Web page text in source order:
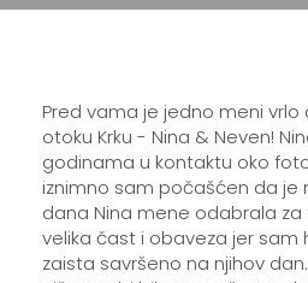
Pred vama je jedno meni
otoku Krku - Nina & Neven!
godinama u kontaktu oko
iznimno sam počašćen da je
dana Nina mene odabrala
velika čast i obaveza jer sam
zaista savršeno na njihov